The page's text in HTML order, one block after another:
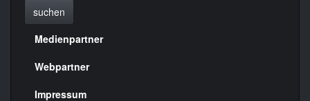
suchen
Menülinks
rechte
Medienpartner
Webpartner
Impressum